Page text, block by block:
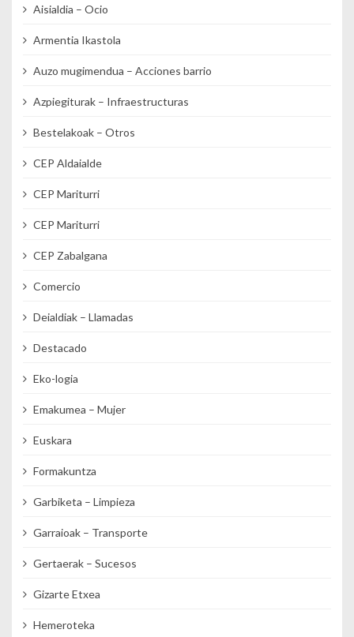
Aisialdia – Ocio
Armentia Ikastola
Auzo mugimendua – Acciones barrio
Azpiegiturak – Infraestructuras
Bestelakoak – Otros
CEP Aldaialde
CEP Mariturri
CEP Mariturri
CEP Zabalgana
Comercio
Deialdiak – Llamadas
Destacado
Eko-logia
Emakumea – Mujer
Euskara
Formakuntza
Garbiketa – Limpieza
Garraioak – Transporte
Gertaerak – Sucesos
Gizarte Etxea
Hemeroteka